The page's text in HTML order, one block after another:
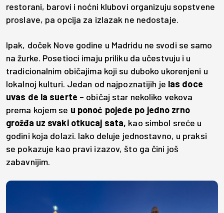
restorani, barovi i noćni klubovi organizuju sopstvene
proslave, pa opcija za izlazak ne nedostaje.
Ipak, doček Nove godine u Madridu ne svodi se samo
na žurke. Posetioci imaju priliku da učestvuju i u
tradicionalnim običajima koji su duboko ukorenjeni u
lokalnoj kulturi. Jedan od najpoznatijih je las doce
uvas de la suerte – običaj star nekoliko vekova
prema kojem se u ponoć pojede po jedno zrno
grožđa uz svaki otkucaj sata, kao simbol sreće u
godini koja dolazi. Iako deluje jednostavno, u praksi
se pokazuje kao pravi izazov, što ga čini još
zabavnijim.